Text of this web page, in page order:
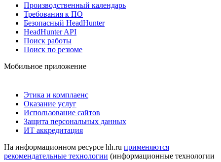
Производственный календарь
Требования к ПО
Безопасный HeadHunter
HeadHunter API
Поиск работы
Поиск по резюме
Мобильное приложение
Этика и комплаенс
Оказание услуг
Использование сайтов
Защита персональных данных
ИТ аккредитация
На информационном ресурсе hh.ru применяются
рекомендательные технологии (информационные технологии